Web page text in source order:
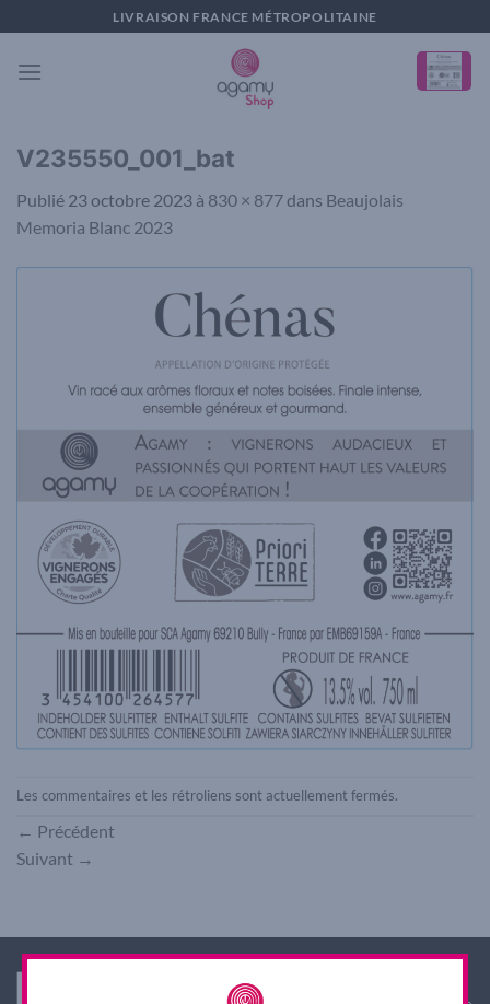
au
contenu
LIVRAISON FRANCE MÉTROPOLITAINE
V235550_001_bat
Publié 23 octobre 2023 à 830 × 877 dans Beaujolais
Memoria Blanc 2023
Les commentaires et les rétroliens sont actuellement fermés.
← Précédent
Suivant →
Interdiction de vente de boissons alcooliques aux